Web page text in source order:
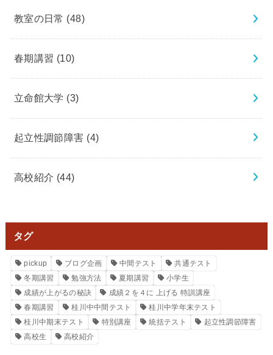
教室の日常 (48)
春期講習 (10)
立命館大学 (3)
起立性調節障害 (4)
高校紹介 (44)
タグ
pickup ブログ企画 中間テスト
共通テスト
冬期講習
勉強方法 夏期講習
小学生
成績が上がるの秘訣
成績２を４に 上げる 特訓講座
春期講習
桂川中中間テスト
桂川中学年末テスト
桂川中期末テスト
特別講座 統括テスト
起立性調節障害
高校生
高校紹介